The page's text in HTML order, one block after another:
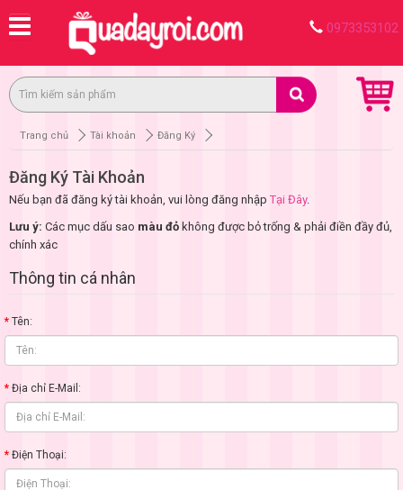
0973353102
Trang chủ Tài khoản Đăng Ký
Đăng Ký Tài Khoản
Nếu bạn đã đăng ký tài khoản, vui lòng đăng nhập Tại Đây.
Lưu ý: Các mục dấu sao màu đỏ không được bỏ trống & phải điền đầy đủ,
chính xác
Thông tin cá nhân
Tên:
Địa chỉ E-Mail:
Điện Thoại: